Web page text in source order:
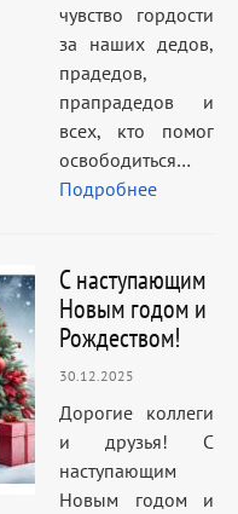
чувство гордости
за наших дедов,
прадедов,
прапрадедов и
всех, кто помог
освободиться…
Подробнее
С наступающим
Новым годом и
Рождеством!
30.12.2025
Дорогие коллеги
и друзья! С
наступающим
Новым годом и